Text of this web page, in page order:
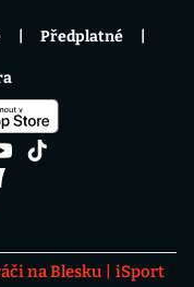
na Blesku
iSport
Předplatné